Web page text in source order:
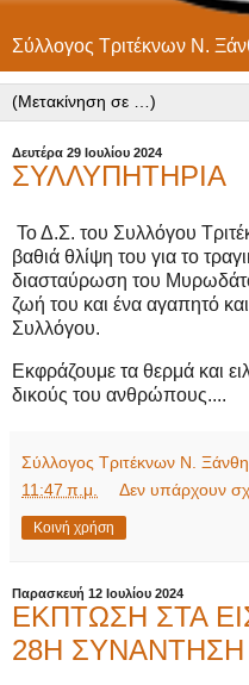
Σύλλογος Τριτέκνων Ν.
Δευτέρα 29 Ιουλίου 2024
ΣΥΛΛΥΠΗΤΗΡΙΑ
Το Δ.Σ. του Συλλόγου
βαθιά θλίψη του για το
διασταύρωση του
ζωή του και ένα αγαπητό
Συλλόγου.
Εκφράζουμε τα θερμά και
δικούς του ανθρώπους....
Σύλλογος Τριτέκνων Ν.
11:47 π.μ.
Δεν υπάρχουν
Κοινή χρήση
Παρασκευή 12 Ιουλίου 2024
ΕΚΠΤΩΣΗ ΣΤΑ
28Η